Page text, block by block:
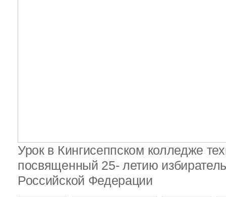
Урок в Кингисеппском колледже
посвященный 25- летию
Российской Федерации